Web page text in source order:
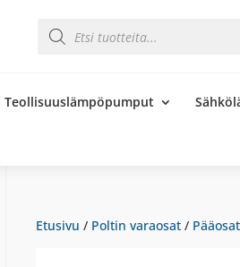
search
Teollisuuslämpöpumput
Etusivu / Poltin varaosat/